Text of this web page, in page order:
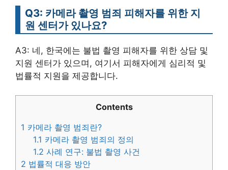
Q3: 카메라 촬영 범죄 피해자를 위한 지
원 센터가 있나요?
A3: 네, 한국에는 불법 촬영 피해자를 위한 상담 및
지원 센터가 있으며, 여기서 피해자에게 심리적 및
법률적 지원을 제공합니다.
Contents
1 카메라 촬영 범죄란?
1.1 카메라 촬영 범죄의 정의
1.2 사례 연구: 불법 촬영 사건
2 법률적 대응 방안